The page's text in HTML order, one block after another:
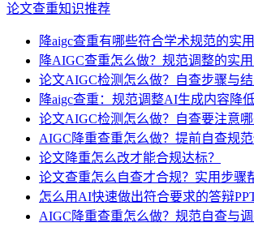
论文查重知识推荐
降aigc查重有哪些符合学术规范的实
降AIGC查重怎么做？规范调整的实
论文AIGC检测怎么做？自查步骤与
降aigc查重：规范调整AI生成内容降
论文AIGC检测怎么做？自查要注意
AIGC降重查重怎么做？提前自查规
论文降重怎么改才能合规达标？
论文查重怎么自查才合规？实用步骤
怎么用AI快速做出符合要求的答辩PPT
AIGC降重查重怎么做？规范自查与